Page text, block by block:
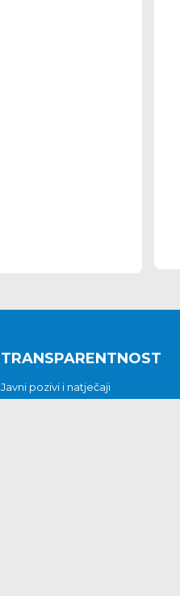
TRANSPARENTNOST
Javni pozivi i natječaji